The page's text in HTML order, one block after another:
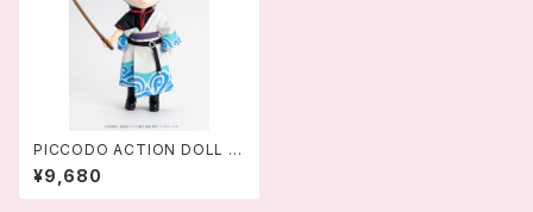
PICCODO ACTION DOLL 銀
魂 坂田銀時 デフォルメドール -
4589565820309
¥9,680